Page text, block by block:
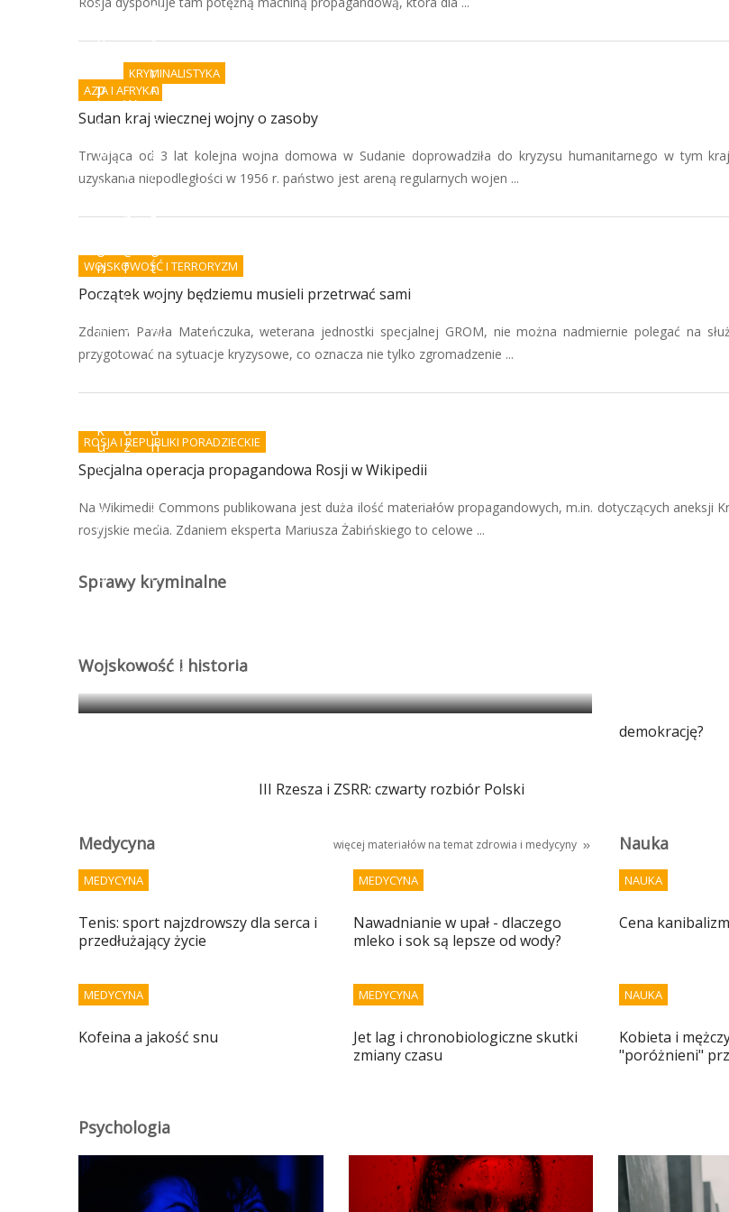
AZJA I AFRYKA
Sudan kraj wiecznej wojny o zasoby
Trwająca od 3 lat kolejna wojna domowa w Sudanie doprowadziła do kryzysu humanitarnego w tym
uzyskania niepodległości w 1956 r. państwo jest areną regularnych wojen ...
WOJSKOWOŚĆ I TERRORYZM
Początek wojny będziemu musieli przetrwać sami
Zdaniem Pawła Mateńczuka, weterana jednostki specjalnej GROM, nie można nadmiernie polegać na
przygotować na sytuacje kryzysowe, co oznacza nie tylko zgromadzenie ...
ROSJA I REPUBLIKI PORADZIECKIE
Specjalna operacja propagandowa Rosji w Wikipedii
Na Wikimedii Commons publikowana jest duża ilość materiałów propagandowych, m.in. dotyczących aneksji
rosyjskie media. Zdaniem eksperta Mariusza Żabińskiego to celowe ...
Sprawy kryminalne
i
p
p
i
s
w
A
-
o
n
e
p
o
r
ą
k
u
p
r
w
n
e
o
?
KRYMINALISTYKA
W
y
r
w
n
e
f
ł
z
e
r
t
d
z
i
e
s
z
k
i
w
k
r
n
e
n
e
e
o
t
w
n
a
z
r
d
n
i
e
o
b
ó
w
Wojskowość i historia
Egipt: granica między antyczną propagandą i magią
demokrację?
III Rzesza i ZSRR: czwarty rozbiór Polski
Medycyna więcej materiałów na temat zdrowia i medycyny
MEDYCYNA
Tenis: sport najzdrowszy dla serca i
przedłużający życie
MEDYCYNA
Nawadnianie w upał - dlaczego
mleko i sok są lepsze od wody?
MEDYCYNA
Kofeina a jakość snu
MEDYCYNA
Jet lag i chronobiologiczne skutki
zmiany czasu
Nauka
NAUKA
Cena
NAUKA
Kobieta i
"poróżnieni"
Psychologia